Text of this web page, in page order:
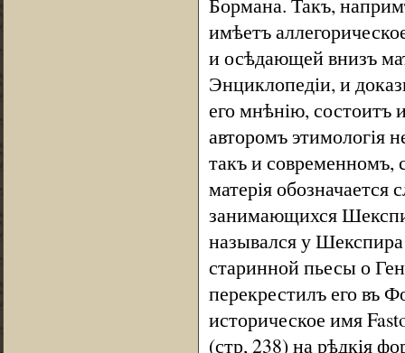
имѣетъ
и осѣдающей внизъ
Энциклопедіи, и
его мнѣнію, состоитъ
авторомъ этимологія
такъ и современномъ,
матерія обозначается
занимающихся
назывался у
старинной пьесы о
перекрестилъ его въ
историческое имя
(стр, 238) на рѣдкія